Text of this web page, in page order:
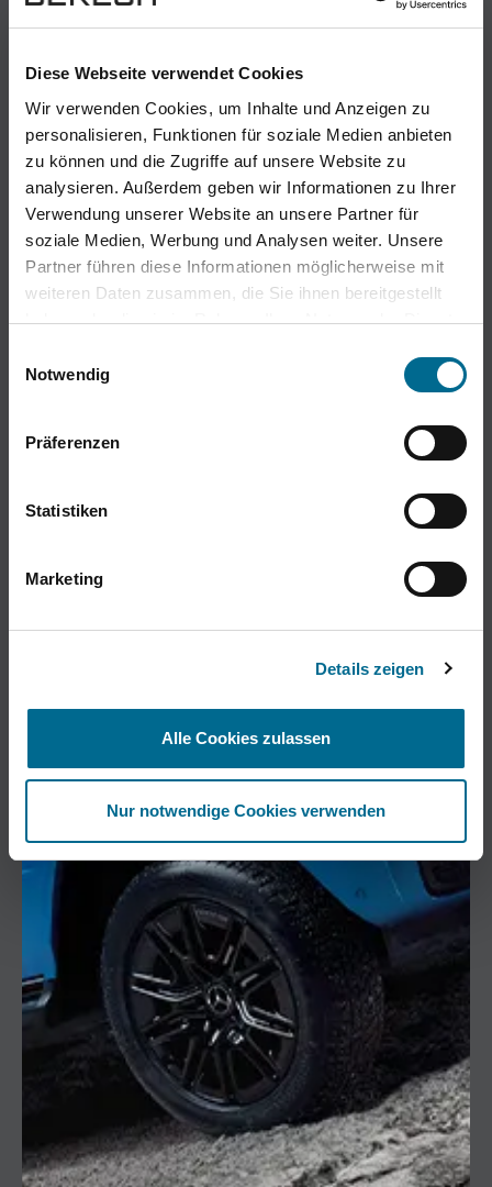
Diese Webseite verwendet Cookies
Wir verwenden Cookies, um Inhalte und Anzeigen zu
personalisieren, Funktionen für soziale Medien anbieten
zu können und die Zugriffe auf unsere Website zu
analysieren. Außerdem geben wir Informationen zu Ihrer
Verwendung unserer Website an unsere Partner für
soziale Medien, Werbung und Analysen weiter. Unsere
Partner führen diese Informationen möglicherweise mit
weiteren Daten zusammen, die Sie ihnen bereitgestellt
haben oder die sie im Rahmen Ihrer Nutzung der Dienste
Cookies, wenn Sie unsere Webseite weiterhin nutzen.
Notwendig
Präferenzen
Statistiken
Marketing
Details zeigen
Alle Cookies zulassen
Nur notwendige Cookies verwenden